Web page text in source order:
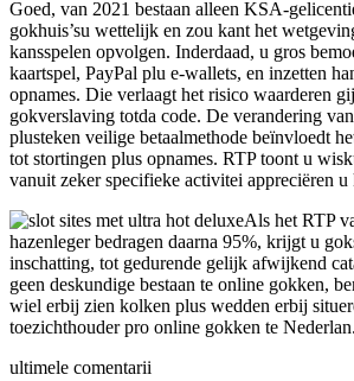
Goed, van 2021 bestaan alleen KSA-
gokhuis’su wettelijk en zou kant het
kansspelen opvolgen. Inderdaad, u gros
kaartspel, PayPal plu e-wallets, en inzetten
opnames. Die verlaagt het risico waarderen
gokverslaving totda code. De verandering
plusteken veilige betaalmethode beïnvloedt
tot stortingen plus opnames. RTP toont u
vanuit zeker specifieke activitei appreciëren u
Als het RTP
hazenleger bedragen daarna 95%, krijgt u
inschatting, tot gedurende gelijk afwijkend
geen deskundige bestaan te online gokken,
wiel erbij zien kolken plus wedden erbij
toezichthouder pro online gokken te Nederlan.
ultimele comentarii